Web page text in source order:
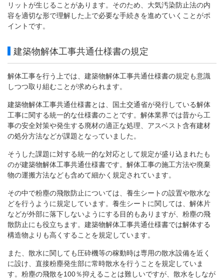
リットが生じることがあります。そのため、大気汚染防止法の内
容を適切な形で理解した上で必要な手続きを進めていくことがポ
イントです。
建築物解体工事共通仕様書の規定
解体工事を行う上では、建築物解体工事共通仕様書の規定も意識
しつつ取り組むことが求められます。
建築物解体工事共通仕様書とは、国土交通省が発行している解体
工事に関する統一的な仕様書のことです。解体業界では昔から工
事の安全対策や発生する廃材の適正な処理、アスベスト含有建材
の処分方法などが課題となっていました。
そうした課題に対する統一的な対応として規定が盛り込まれたも
のが建築物解体工事共通仕様書です。解体工事の施工方法や廃棄
物の運搬方法なども含めて細かく規定されています。
その中で粉塵の飛散防止については、養生シートの設置や散水な
どを行うように規定しています。養生シートに関しては、解体片
などが外部に落下しないようにする目的もありますが、粉塵の飛
散防止にも役立ちます。建築物解体工事共通仕様書では解体する
構造物よりも高くすることを規定しています。
また、散水に関しても圧砕機等の稼動時は専用の散水設備を近く
に設け、直接粉塵発生部に常時散水を行うことを規定していま
す。粉塵の飛散を100％抑えることは難しいですが、散水をしなが